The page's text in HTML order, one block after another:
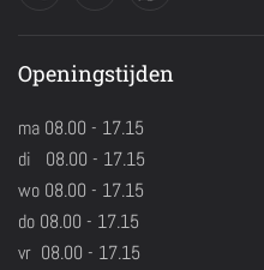
Openingstijden
ma 08.00 - 17.15
di 08.00 - 17.15
wo 08.00 - 17.15
do 08.00 - 17.15
vr 08.00 - 17.15